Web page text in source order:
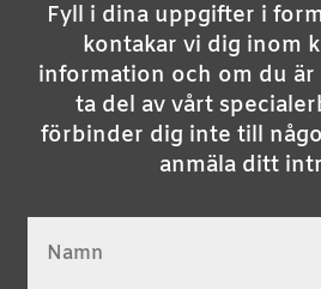
Fyll i dina uppgifter i
kontakar vi dig inom
information och om du är
ta del av vårt
förbinder dig inte till
anmäla ditt